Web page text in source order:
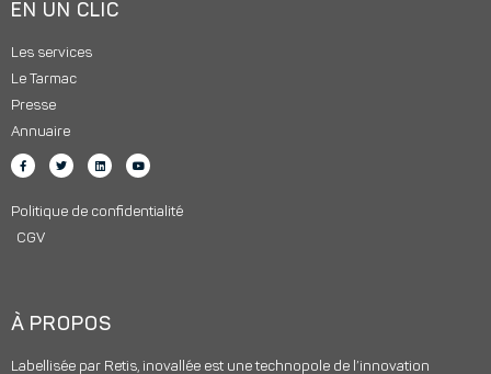
EN UN CLIC
Les services
Le Tarmac
Presse
Annuaire
Politique de confidentialité
CGV
À PROPOS
Labellisée par Retis, inovallée est une technopole de l’innovation